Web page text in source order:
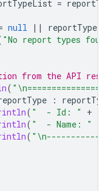
=
null ||
"No report types
from the API
(
:
( "  - Id: " +
( "  - Name: "
(